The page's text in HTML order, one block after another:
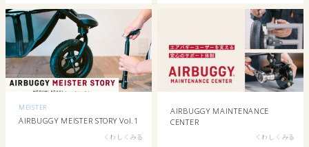
MEISTER
AIRBUGGY MEISTER STORY Vol.1
くわしくみる
AIRBUGGY MAINTENANCE
CENTER
くわしくみる